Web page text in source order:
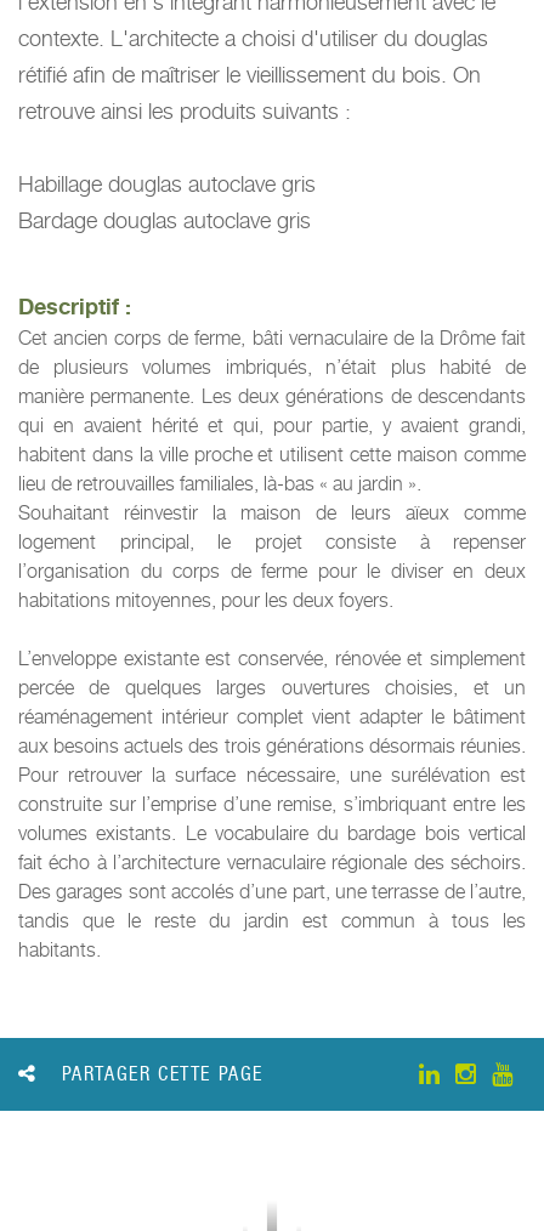
contexte. L'architecte a choisi d'utiliser du douglas
rétifié afin de maîtriser le vieillissement du bois. On
retrouve ainsi les produits suivants :
Habillage douglas autoclave gris
Bardage douglas autoclave gris
Descriptif :
Cet ancien corps de ferme, bâti vernaculaire de la Drôme fait
de plusieurs volumes imbriqués, n’était plus habité de
manière permanente. Les deux générations de descendants
qui en avaient hérité et qui, pour partie, y avaient grandi,
habitent dans la ville proche et utilisent cette maison comme
lieu de retrouvailles familiales, là-bas « au jardin ».
Souhaitant réinvestir la maison de leurs aïeux comme
logement principal, le projet consiste à repenser
l’organisation du corps de ferme pour le diviser en deux
habitations mitoyennes, pour les deux foyers.
L’enveloppe existante est conservée, rénovée et simplement
percée de quelques larges ouvertures choisies, et un
réaménagement intérieur complet vient adapter le bâtiment
aux besoins actuels des trois générations désormais réunies.
Pour retrouver la surface nécessaire, une surélévation est
construite sur l’emprise d’une remise, s’imbriquant entre les
volumes existants. Le vocabulaire du bardage bois vertical
fait écho à l’architecture vernaculaire régionale des séchoirs.
Des garages sont accolés d’une part, une terrasse de l’autre,
tandis que le reste du jardin est commun à tous les
habitants.
PARTAGER CETTE PAGE